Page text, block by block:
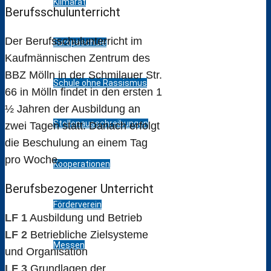
Europaschule
Schule ohne Rassismus
Stellenausschreibungen
Kooperationen
Förderverein
Messen
Berufsschulunterricht
Der Berufsschulunterricht im
Kaufmännischen Zentrum des
BBZ Mölln in der Schmilauer Str.
66 in Mölln findet in den ersten 1
½ Jahren der Ausbildung an
zwei Tagen statt. Danach erfolgt
die Beschulung an einem Tag
pro Woche.
Berufsbezogener Unterricht
LF 1 Ausbildung und Betrieb
LF 2 Betriebliche Zielsysteme
und Organisation